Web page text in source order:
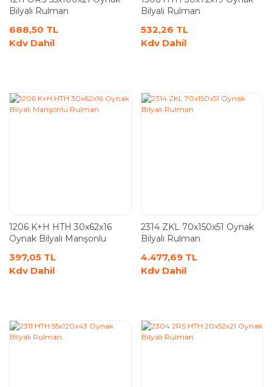
Bilyalı Rulman
688,50 TL
Kdv Dahil
Bilyalı Rulman
532,26 TL
Kdv Dahil
1206 K+H HTH 30x62x16
Oynak Bilyalı Manşonlu
397,05 TL
Kdv Dahil
2314 ZKL 70x150x51 Oynak
Bilyalı Rulman
4.477,69 TL
Kdv Dahil